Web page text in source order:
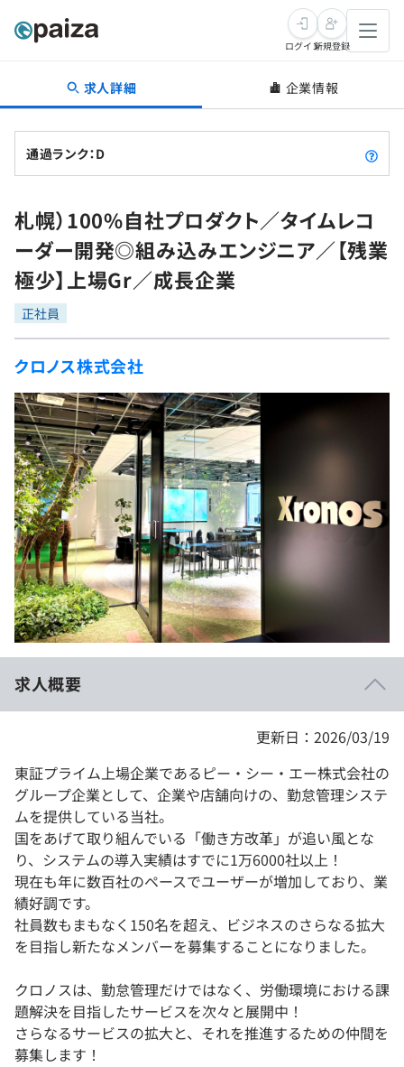
転職・キャリア
転職成功ガイド
転職エージェント
インタビュー
転職成功ガイド
新卒就活
求人検索
本選考
インターン
新卒エージェント
イベント・セミナー
インタビュー
就活成功ガイド
学習
問題集
4択課題
ナレッジ
リファレンス
プラン
個人向けプラン
法人向けプラン
学校向けプラン
契約内容・クーポン
プログラミング言語
評価結果一覧
再チャレンジ結果一覧
ゲーム・マンガ
Tech Team Journal
paiza times
note
paizaとは？
ログイン新規登録
求人詳細 企業情報
通過ランク：D
札幌）100%自社プロダクト／タイムレコ
ーダー開発◎組み込みエンジニア／【残業
極少】上場Gr／成長企業
正社員
クロノス株式会社
求人概要
更新日：2026/03/19
東証プライム上場企業であるピー・シー・エー株式会社の
グループ企業として、企業や店舗向けの、勤怠管理システ
ムを提供している当社。
国をあげて取り組んでいる「働き方改革」が追い風とな
り、システムの導入実績はすでに1万6000社以上！
現在も年に数百社のペースでユーザーが増加しており、業
績好調です。
社員数もまもなく150名を超え、ビジネスのさらなる拡大
を目指し新たなメンバーを募集することになりました。
クロノスは、勤怠管理だけではなく、労働環境における課
題解決を目指したサービスを次々と展開中！
さらなるサービスの拡大と、それを推進するための仲間を
募集します！